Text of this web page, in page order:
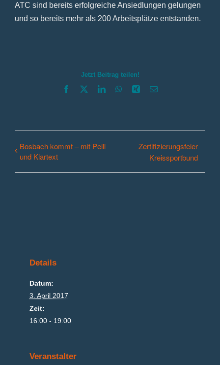
ATC sind bereits erfolgreiche Ansiedlungen gelungen
und so bereits mehr als 200 Arbeitsplätze entstanden.
Jetzt Beitrag teilen!
Facebook LinkedInWhatsApp
Xing E-
Bosbach kommt – mit Peill
und Klartext
Zertifizierungsfeier
Kreissportbund
Details
Datum:
3. April 2017
Zeit:
16:00 - 19:00
Veranstalter